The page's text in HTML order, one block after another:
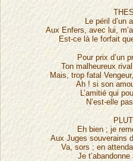
Le péril d’un
Aux Enfers, avec lui,
Est-ce là le forfait
Pour prix d’un
Ton malheureux
Mais, trop fatal
Ah ! si son
L’amitié qui
N’est-elle
Eh bien ; je
Aux Juges souverains
Va, sors ; en
Je